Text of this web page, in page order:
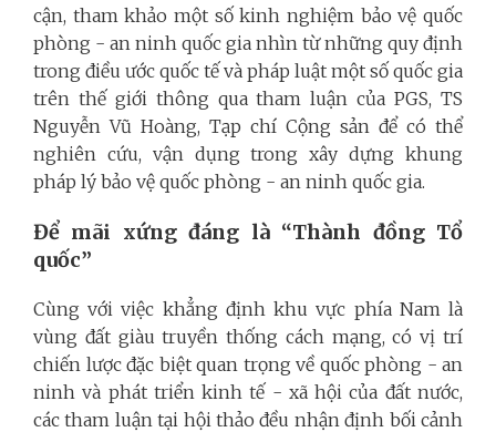
cận, tham khảo một số kinh nghiệm bảo vệ quốc
phòng - an ninh quốc gia nhìn từ những quy định
trong điều ước quốc tế và pháp luật một số quốc gia
trên thế giới thông qua tham luận của PGS, TS
Nguyễn Vũ Hoàng, Tạp chí Cộng sản để có thể
nghiên cứu, vận dụng trong xây dựng khung
pháp lý bảo vệ quốc phòng - an ninh quốc gia.
Để mãi xứng đáng là “Thành đồng Tổ
quốc”
Cùng với việc khẳng định khu vực phía Nam là
vùng đất giàu truyền thống cách mạng, có vị trí
chiến lược đặc biệt quan trọng về quốc phòng - an
ninh và phát triển kinh tế - xã hội của đất nước,
các tham luận tại hội thảo đều nhận định bối cảnh